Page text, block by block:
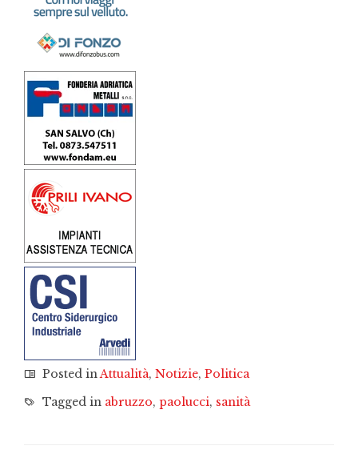
Posted inAttualità, Notizie, Politica
Tagged in abruzzo, paolucci, sanità